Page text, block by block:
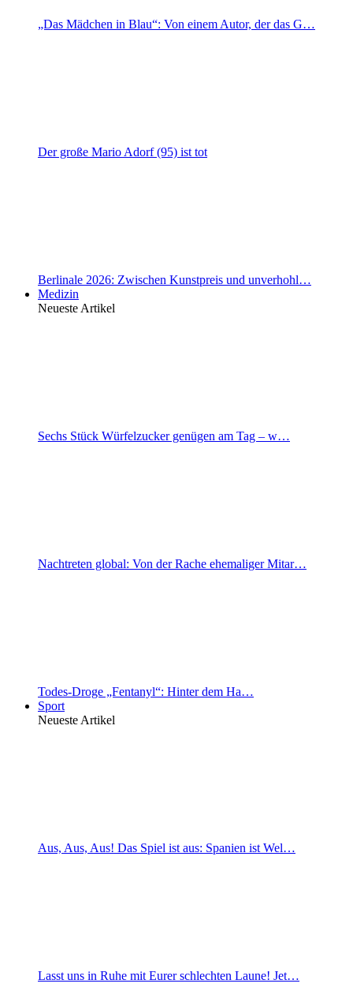
„Das Mädchen in Blau“: Von einem Autor, der das G…
Der große Mario Adorf (95) ist tot
Berlinale 2026: Zwischen Kunstpreis und unverhohl…
Medizin
Neueste Artikel
Sechs Stück Würfelzucker genügen am Tag – w…
Nachtreten global: Von der Rache ehemaliger Mitar…
Todes-Droge „Fentanyl“: Hinter dem Ha…
Sport
Neueste Artikel
Aus, Aus, Aus! Das Spiel ist aus: Spanien ist Wel…
Lasst uns in Ruhe mit Eurer schlechten Laune! Jet…